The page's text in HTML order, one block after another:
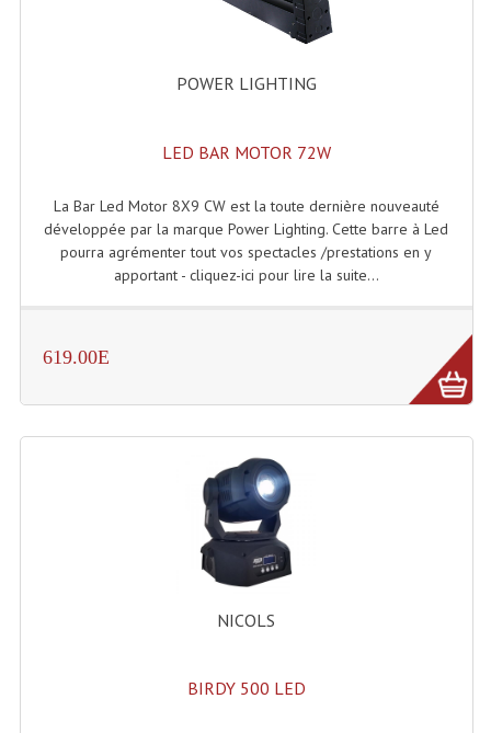
POWER LIGHTING
LED BAR MOTOR 72W
La Bar Led Motor 8X9 CW est la toute dernière nouveauté
développée par la marque Power Lighting. Cette barre à Led
pourra agrémenter tout vos spectacles /prestations en y
apportant - cliquez-ici pour lire la suite...
619.00E
NICOLS
BIRDY 500 LED